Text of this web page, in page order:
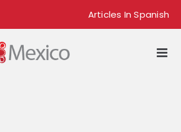
Articles In Spanish